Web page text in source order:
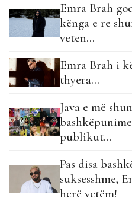
Emra Brah
kënga e re
veten…
Emra Brah i
thyera…
Java e më
publikut...
Pas disa
suksesshme,
herë vetëm!